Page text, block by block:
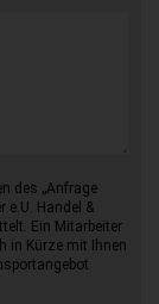
des „Anfrage
e.U. Handel &
Ein Mitarbeiter
in Kürze mit Ihnen